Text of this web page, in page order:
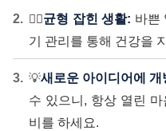
🧘‍♀️균형 잡힌 생활: 바쁜
기 관리를 통해 건강을
💡새로운 아이디어에 개
수 있으니, 항상 열린
비를 하세요.